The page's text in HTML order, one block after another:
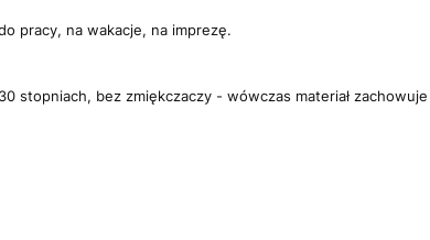
pracy, na wakacje, na imprezę.
stopniach, bez zmiękczaczy - wówczas materiał